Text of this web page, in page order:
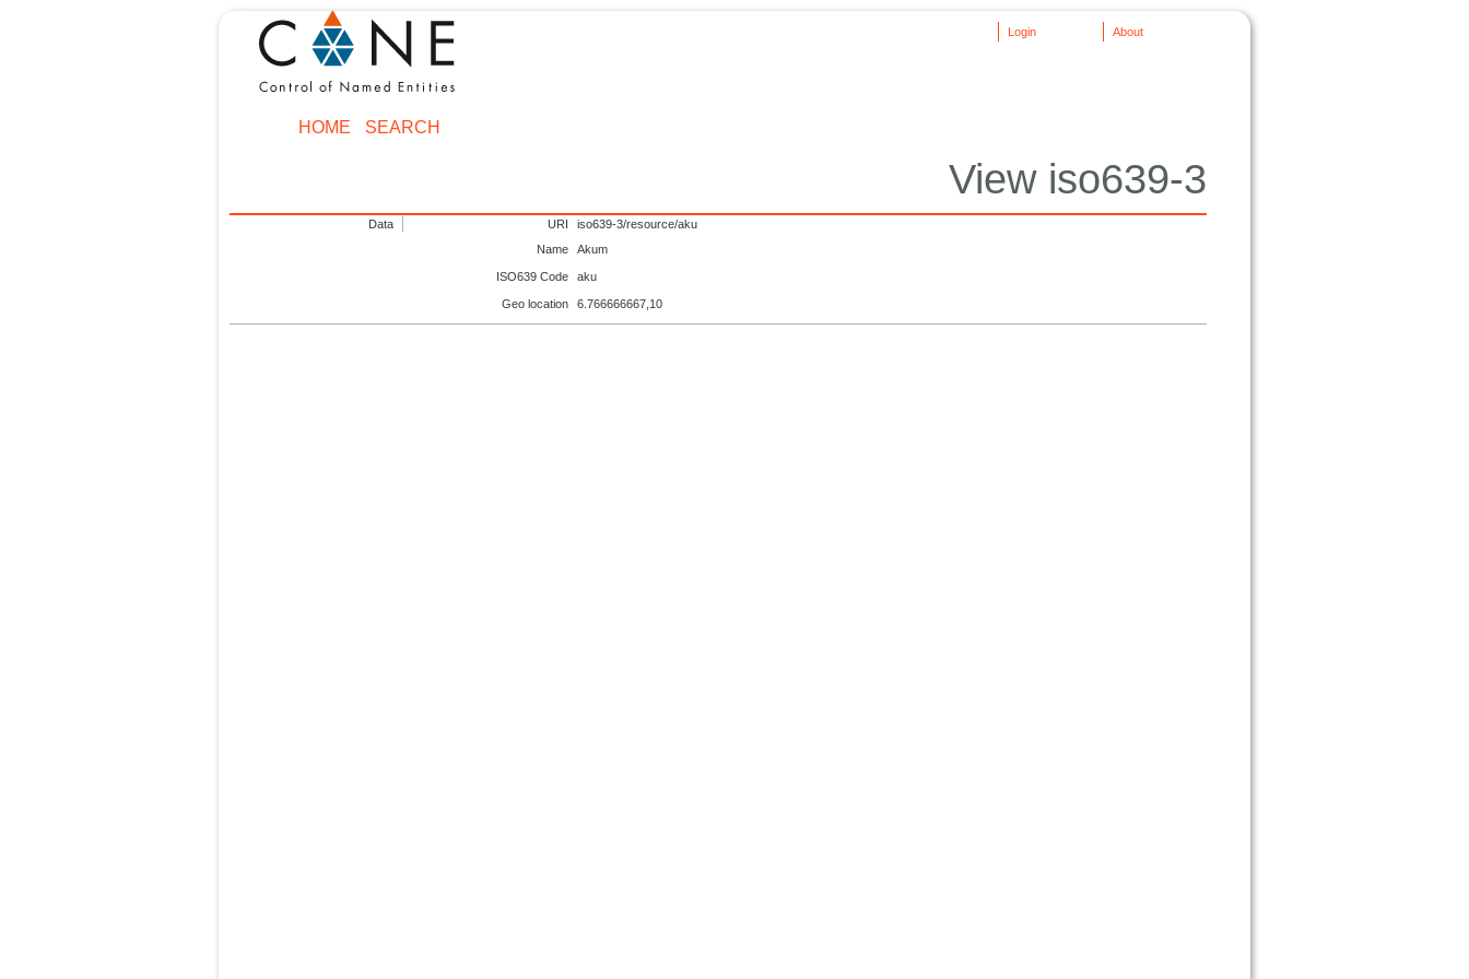
About
Login
HOME SEARCH
View iso639-3
Data URI
iso639-3/resource/aku
Name
Akum
ISO639 Code aku
Geo location 6.766666667,10